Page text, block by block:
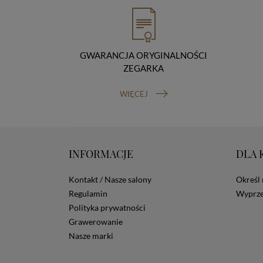
GWARANCJA ORYGINALNOŚCI
ZEGARKA
WIĘCEJ
INFORMACJE
Kontakt / Nasze salony
Regulamin
Polityka prywatności
Grawerowanie
Nasze marki
DLA
Określ